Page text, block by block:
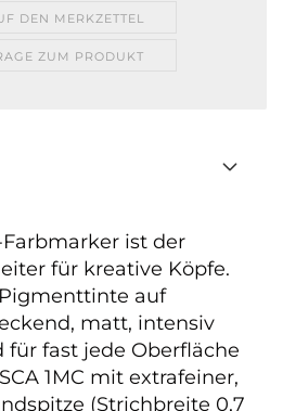
DEN MERKZETTEL
ZUM PRODUKT
Farbmarker ist der
für kreative Köpfe.
auf
matt, intensiv
fast jede Oberfläche
1MC mit extrafeiner,
(Strichbreite 0,7